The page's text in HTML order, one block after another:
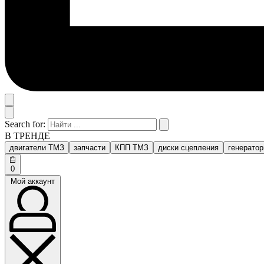
Search for:
В ТРЕНДЕ
двигатели ТМЗ запчасти КПП ТМЗ диски сцепления
0
Мой аккаунт